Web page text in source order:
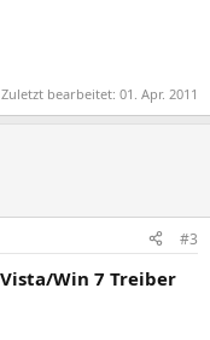
Zuletzt bearbeitet: 01. Apr. 2011
#3
Win 7 Treiber